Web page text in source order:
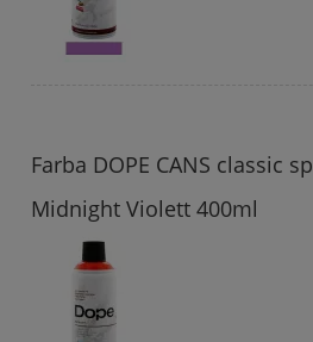
Farba DOPE CANS classic
Midnight Violett 400ml